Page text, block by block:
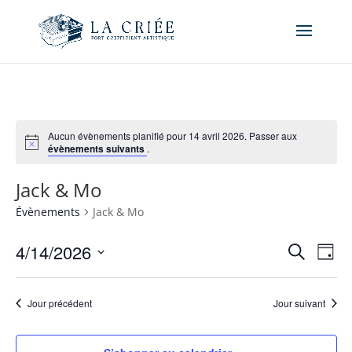
Aucun évènements planifié pour 14 avril 2026. Passer aux
évènements suivants .
Jack & Mo
Évènements Jack & Mo
et
de
vues
Recherche
de
Jour
4/14/2026
date.Jour précédent Jour suivant